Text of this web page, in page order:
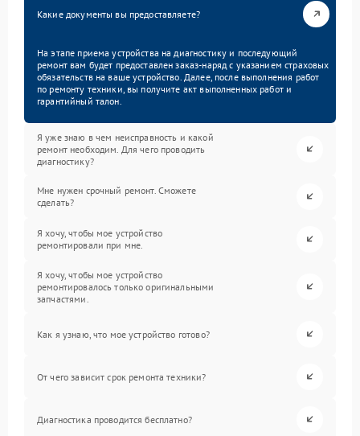
Какие документы вы предоставляете?
На этапе приема устройства на диагностику и последующий
ремонт вам будет предоставлен заказ-наряд с указанием страховых
обязательств на ваше устройство. Далее, после выполнения работ
по ремонту техники, вы получите акт выполненных работ и
гарантийный талон.
Я уже знаю в чем неисправность и какой
ремонт необходим. Для чего проводить
диагностику?
Мне нужен срочный ремонт. Сможете
сделать?
Я хочу, чтобы мое устройство
ремонтировали при мне.
Я хочу, чтобы мое устройство
ремонтировалось только оригинальными
запчастями.
Как я узнаю, что мое устройство готово?
От чего зависит срок ремонта техники?
Диагностика проводится бесплатно?